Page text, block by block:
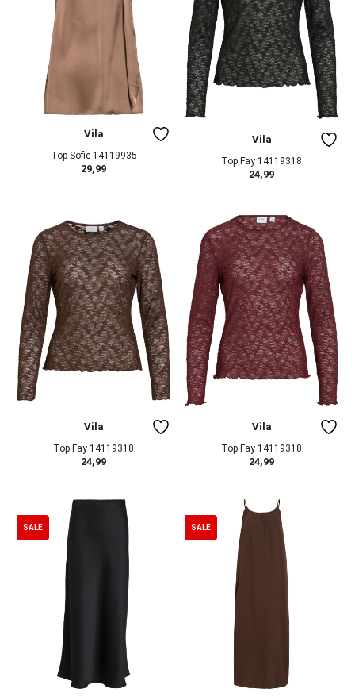
Vila
Top Sofie 14119935
29,99
Vila
Top Fay 14119318
24,99
Vila
Top Fay 14119318
24,99
Vila
Top Fay 14119318
24,99
SALE SALE